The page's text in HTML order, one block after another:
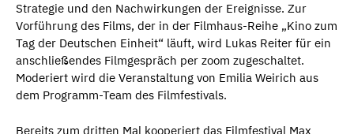
Strategie und den Nachwirkungen der Ereignisse. Zur
Vorführung des Films, der in der Filmhaus-Reihe „Kino zum
Tag der Deutschen Einheit“ läuft, wird Lukas Reiter für ein
anschließendes Filmgespräch per zoom zugeschaltet.
Moderiert wird die Veranstaltung von Emilia Weirich aus
dem Programm-Team des Filmfestivals.
Bereits zum dritten Mal kooperiert das Filmfestival Max